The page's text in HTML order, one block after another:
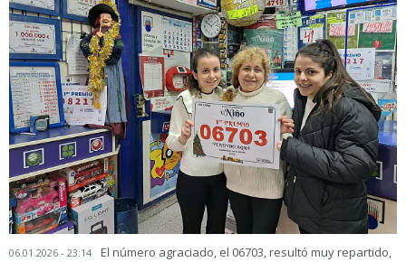
06.01.2026 - 23:14
El número agraciado, el 06703, resultó muy repartido,